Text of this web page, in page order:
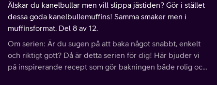
Älskar du kanelbullar men vill slippa jästiden? Gör i stället
dessa goda kanelbullemuffins! Samma smaker men i
muffinsformat. Del 8 av 12.
Om serien: Är du sugen på att baka något snabbt, enkelt
och riktigt gott? Då är detta serien för dig! Här bjuder vi
på inspirerande recept som gör bakningen både rolig och